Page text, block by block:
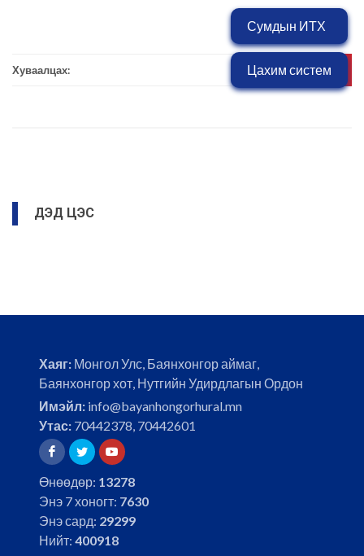
Хуваалцах:
ДЭД ЦЭС
Хаяг: Монгол Улс, Баянхонгор аймаг,
Баянхонгор хот, Нутгийн Удирдлагын Ордон
Имэйл: info@bayanhongorhural.mn
Утас: 70442378, 70442601
Өнөөдөр: 13278
Энэ 7 хоногт: 7630
Энэ сард: 29299
Нийт: 400918
Сумдын ИТХ
Цахим систем